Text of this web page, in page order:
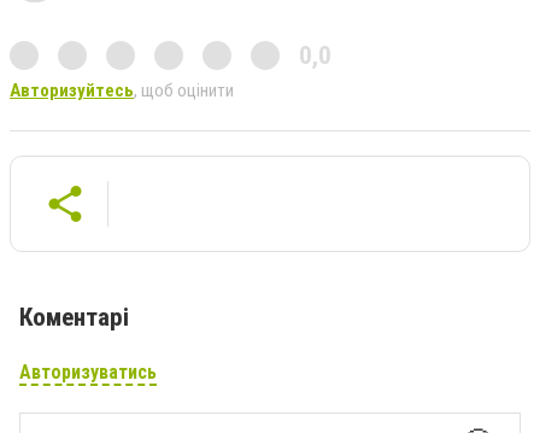
0,0
Авторизуйтесь, щоб оцінити
Коментарі
Авторизуватись